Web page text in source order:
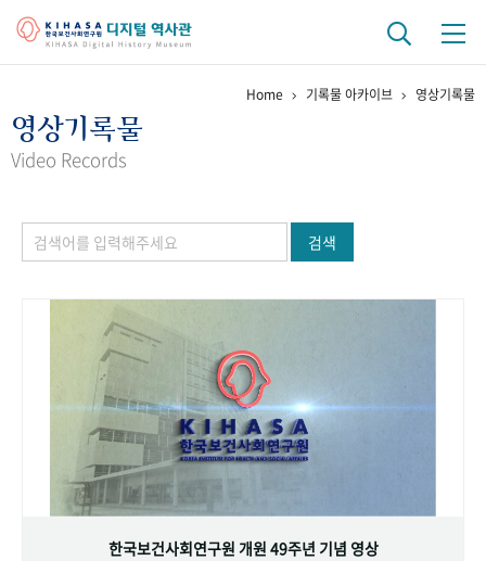
걸어온 길 기관 변천사
정책과 연구 키워드로 보는 연구 역사
연구자들
기록물 아카이브
사진 아카이브 문서 기록물 행정박물 영상 기록물
주년 기념
성과 50선 숫자로 보는 50년
Home 기록물 아카이브 영상기록물
영상기록물
Video Records
검색
한국보건사회연구원 개원 49주년 기념 영상